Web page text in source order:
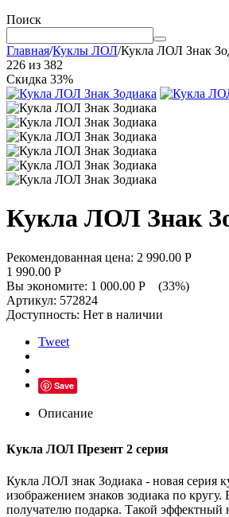
Поиск
Главная/Куклы ЛОЛ/Кукла ЛОЛ Знак
226 из 382
Скидка 33%
Кукла ЛОЛ Знак
Рекомендованная цена: 2 990.00 Р
1 990.00 Р
Вы экономите: 1 000.00 Р (33%)
Артикул: 572824
Доступность: Нет в наличии
Tweet
Save
Описание
Кукла ЛОЛ Презент 2 серия
Кукла ЛОЛ знак Зодиака - новая серия
изображением знаков зодиака по
получателю подарка. Такой